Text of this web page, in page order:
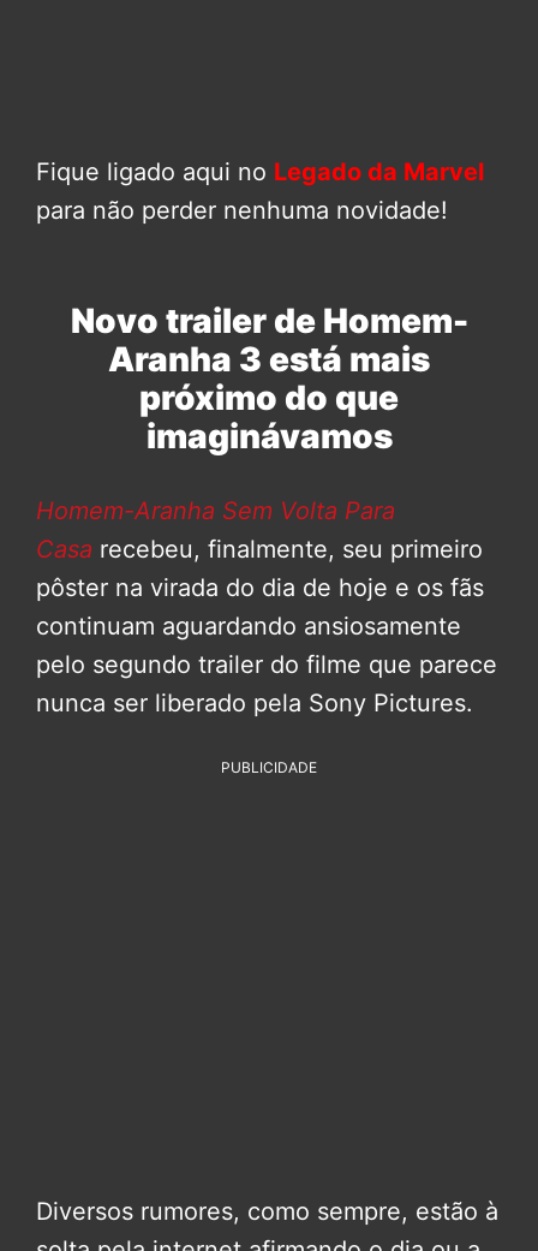
Fique ligado aqui no Legado da Marvel
para não perder nenhuma novidade!
Novo trailer de Homem-
Aranha 3 está mais
próximo do que
imaginávamos
Homem-Aranha Sem Volta Para
Casa recebeu, finalmente, seu primeiro
pôster na virada do dia de hoje e os fãs
continuam aguardando ansiosamente
pelo segundo trailer do filme que parece
nunca ser liberado pela Sony Pictures.
PUBLICIDADE
Diversos rumores, como sempre, estão à